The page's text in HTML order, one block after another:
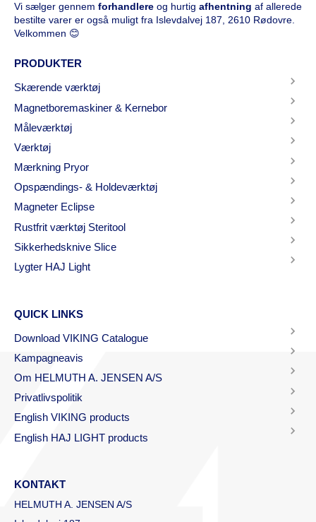
Vi sælger gennem forhandlere og hurtig afhentning af allerede
bestilte varer er også muligt fra Islevdalvej 187, 2610 Rødovre.
Velkommen 😊
PRODUKTER
Skærende værktøj
Magnetboremaskiner & Kernebor
Måleværktøj
Værktøj
Mærkning Pryor
Opspændings- & Holdeværktøj
Magneter Eclipse
Rustfrit værktøj Steritool
Sikkerhedsknive Slice
Lygter HAJ Light
QUICK LINKS
Download VIKING Catalogue
Kampagneavis
Om HELMUTH A. JENSEN A/S
Privatlivspolitik
English VIKING products
English HAJ LIGHT products
KONTAKT
HELMUTH A. JENSEN A/S